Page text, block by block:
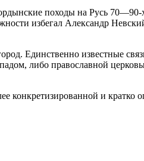
походы на Русь
избегал Александр
Единственно известные
либо православной
конкретизированной и